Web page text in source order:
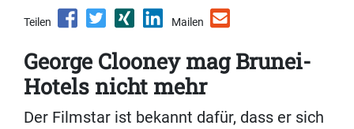
Teilen Mailen
George Clooney mag Brunei-
Hotels nicht mehr
Der Filmstar ist bekannt dafür, dass er sich